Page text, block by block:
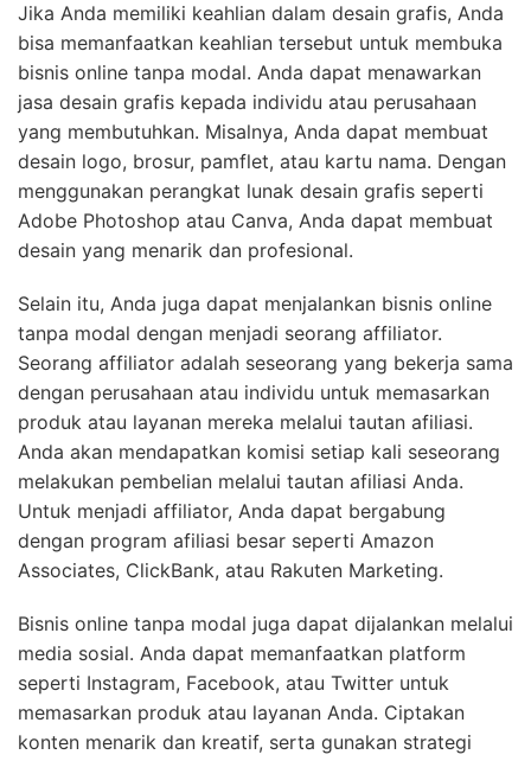
Jika Anda memiliki keahlian dalam desain grafis, Anda
bisa memanfaatkan keahlian tersebut untuk membuka
bisnis online tanpa modal. Anda dapat menawarkan
jasa desain grafis kepada individu atau perusahaan
yang membutuhkan. Misalnya, Anda dapat membuat
desain logo, brosur, pamflet, atau kartu nama. Dengan
menggunakan perangkat lunak desain grafis seperti
Adobe Photoshop atau Canva, Anda dapat membuat
desain yang menarik dan profesional.
Selain itu, Anda juga dapat menjalankan bisnis online
tanpa modal dengan menjadi seorang affiliator.
Seorang affiliator adalah seseorang yang bekerja sama
dengan perusahaan atau individu untuk memasarkan
produk atau layanan mereka melalui tautan afiliasi.
Anda akan mendapatkan komisi setiap kali seseorang
melakukan pembelian melalui tautan afiliasi Anda.
Untuk menjadi affiliator, Anda dapat bergabung
dengan program afiliasi besar seperti Amazon
Associates, ClickBank, atau Rakuten Marketing.
Bisnis online tanpa modal juga dapat dijalankan melalui
media sosial. Anda dapat memanfaatkan platform
seperti Instagram, Facebook, atau Twitter untuk
memasarkan produk atau layanan Anda. Ciptakan
konten menarik dan kreatif, serta gunakan strategi